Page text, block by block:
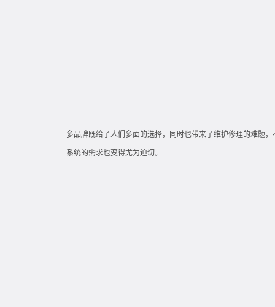
多品牌既给了人们多面的选择，同时也带来了维护修理的难题
系统的需求也变得尤为迫切。